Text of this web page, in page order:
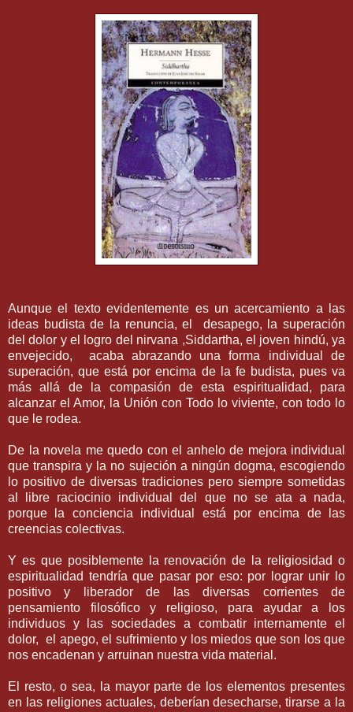
Aunque el texto evidentemente es un acercamiento a las
ideas budista de la renuncia, el desapego, la superación
del dolor y el logro del nirvana ,Siddartha, el joven hindú, ya
envejecido, acaba abrazando una forma individual de
superación, que está por encima de la fe budista, pues va
más allá de la compasión de esta espiritualidad, para
alcanzar el Amor, la Unión con Todo lo viviente, con todo lo
que le rodea.
De la novela me quedo con el anhelo de mejora individual
que transpira y la no sujeción a ningún dogma, escogiendo
lo positivo de diversas tradiciones pero siempre sometidas
al libre raciocinio individual del que no se ata a nada,
porque la conciencia individual está por encima de las
creencias colectivas.
Y es que posiblemente la renovación de la religiosidad o
espiritualidad tendría que pasar por eso: por lograr unir lo
positivo y liberador de las diversas corrientes de
pensamiento filosófico y religioso, para ayudar a los
individuos y las sociedades a combatir internamente el
dolor, el apego, el sufrimiento y los miedos que son los que
nos encadenan y arruinan nuestra vida material.
El resto, o sea, la mayor parte de los elementos presentes
en las religiones actuales, deberían desecharse, tirarse a la